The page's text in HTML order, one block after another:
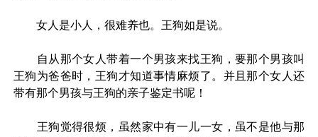
女人是小人，很难养也。王狗如是说。
自从那个女人带着一个男孩来找王狗，要那个男孩叫
王狗为爸爸时，王狗才知道事情麻烦了。并且那个女人还
带有那个男孩与王狗的亲子鉴定书呢！
王狗觉得很烦，虽然家中有一儿一女，虽不是他与那